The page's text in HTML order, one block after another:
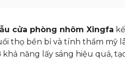
cửa phòng nhôm Xingfa
thọ bền bỉ và tính thẩm mỹ
năng lấy sáng hiệu quả,